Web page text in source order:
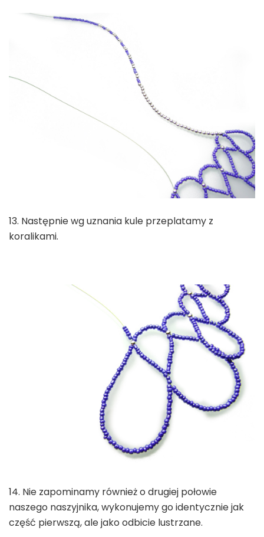
13. Następnie wg uznania kule przeplatamy z
koralikami.
14. Nie zapominamy również o drugiej połowie
naszego naszyjnika, wykonujemy go identycznie jak
część pierwszą, ale jako odbicie lustrzane.